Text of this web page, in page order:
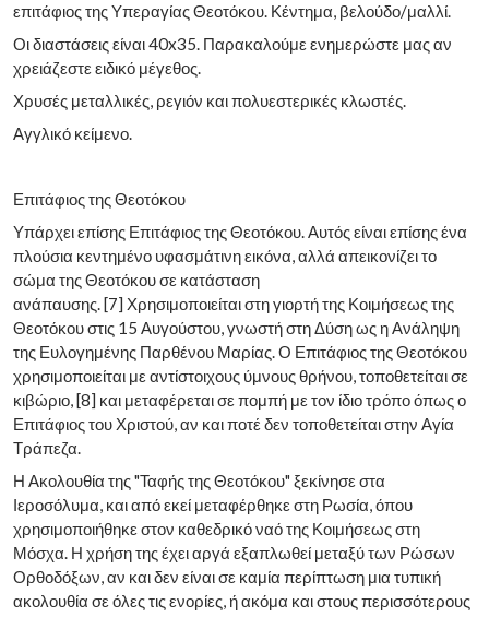
επιτάφιος της Υπεραγίας Θεοτόκου. Κέντημα, βελούδο/μαλλί.
Οι διαστάσεις είναι 40x35. Παρακαλούμε ενημερώστε μας αν
χρειάζεστε ειδικό μέγεθος.
Χρυσές μεταλλικές, ρεγιόν και πολυεστερικές κλωστές.
Αγγλικό κείμενο.
Επιτάφιος της Θεοτόκου
Υπάρχει επίσης Επιτάφιος της Θεοτόκου. Αυτός είναι επίσης ένα
πλούσια κεντημένο υφασμάτινη εικόνα, αλλά απεικονίζει το
σώμα της Θεοτόκου σε κατάσταση
ανάπαυσης. [7] Χρησιμοποιείται στη γιορτή της Κοιμήσεως της
Θεοτόκου στις 15 Αυγούστου, γνωστή στη Δύση ως η Ανάληψη
της Ευλογημένης Παρθένου Μαρίας. Ο Επιτάφιος της Θεοτόκου
χρησιμοποιείται με αντίστοιχους ύμνους θρήνου, τοποθετείται σε
κιβώριο, [8] και μεταφέρεται σε πομπή με τον ίδιο τρόπο όπως ο
Επιτάφιος του Χριστού, αν και ποτέ δεν τοποθετείται στην Αγία
Τράπεζα.
Η Ακολουθία της "Ταφής της Θεοτόκου" ξεκίνησε στα
Ιεροσόλυμα, και από εκεί μεταφέρθηκε στη Ρωσία, όπου
χρησιμοποιήθηκε στον καθεδρικό ναό της Κοιμήσεως στη
Μόσχα. Η χρήση της έχει αργά εξαπλωθεί μεταξύ των Ρώσων
Ορθοδόξων, αν και δεν είναι σε καμία περίπτωση μια τυπική
ακολουθία σε όλες τις ενορίες, ή ακόμα και στους περισσότερους